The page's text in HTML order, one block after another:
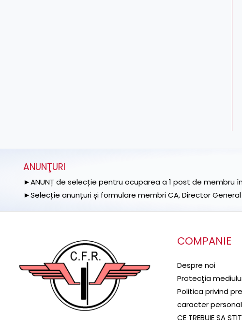
ANUNŢURI
►ANUNȚ de selecție pentru ocuparea a 1 post de membru în
►Selecție anunțuri și formulare membri CA, Director General
COMPANIE
Despre noi
Protecţia
Politica privind
caracter personal
CE TREBUIE SA